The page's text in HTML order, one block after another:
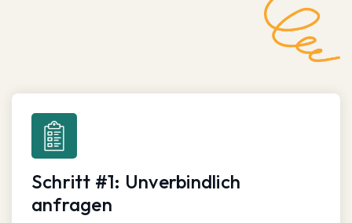
Schritt #1: Unverbindlich
anfragen